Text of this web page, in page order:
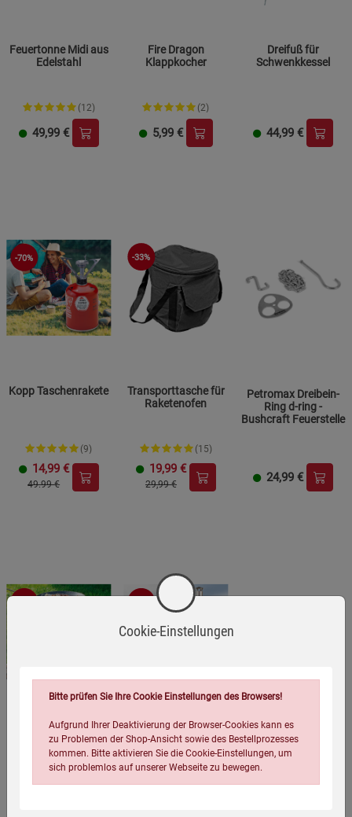
Feuertonne Midi aus
Edelstahl
(12)
49,99 €
Fire Dragon
Klappkocher
(2)
5,99 €
Dreifuß für
Schwenkkessel
44,99 €
-70%
Kopp Taschenrakete
(9)
14,99 €
49.99 €
-33%
Transporttasche für
Raketenofen
(15)
19,99 €
29,99 €
Petromax Dreibein-
Ring d-ring -
Bushcraft Feuerstelle
24,99 €
Raketenofen für
Dutch Oven,
Gusspfanne,
Gusstopf oder Grill /
mit Gusseiserner
Gulaschkanone/Eint
opfofen / emailliert /
15 Liter / mobile
Kochmöglichkeit /
plus Pfanne (9 Liter)
Optimus Polaris
Optifuel der Multifuel
Cookie-Einstellungen
Bitte prüfen Sie Ihre Cookie Einstellungen des Browsers!
Aufgrund Ihrer Deaktivierung der Browser-Cookies kann es
zu Problemen der Shop-Ansicht sowie des Bestellprozesses
kommen. Bitte aktivieren Sie die Cookie-Einstellungen, um
sich problemlos auf unserer Webseite zu bewegen.